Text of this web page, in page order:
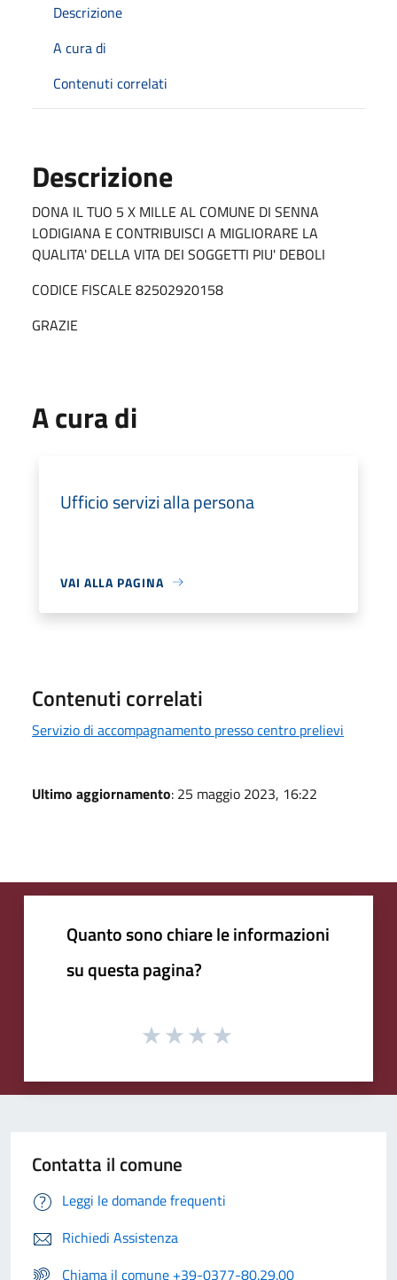
Descrizione
A cura di
Contenuti correlati
Descrizione
DONA IL TUO 5 X MILLE AL COMUNE DI SENNA
LODIGIANA E CONTRIBUISCI A MIGLIORARE LA
QUALITA' DELLA VITA DEI SOGGETTI PIU' DEBOLI
CODICE FISCALE 82502920158
GRAZIE
A cura di
Ufficio servizi alla persona
VAI ALLA PAGINA
Contenuti correlati
Servizio di accompagnamento presso centro prelievi
Ultimo aggiornamento: 25 maggio 2023, 16:22
Quanto sono chiare le informazioni
su questa pagina?
Contatta il comune
Leggi le domande frequenti
Richiedi Assistenza
Chiama il comune +39-0377-80.29.00